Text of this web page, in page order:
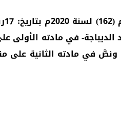
الديباجة- في مادته
في مادته الثانية على